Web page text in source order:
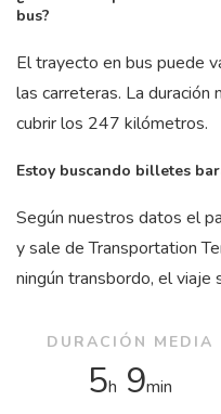
bus?
El trayecto en bus puede
las carreteras. La duración
cubrir los 247 kilómetros.
Estoy buscando billetes
Según nuestros datos el
y sale de Transportation
ningún transbordo, el viaje
DURACIÓN MEDIA
5h 9min